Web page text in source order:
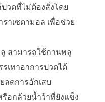
วดที่ไม่ต้องสั่งโดย
าเซตามอล เพื่อช่วย
สามารถใช้กานพลู
รเทาอาการปวดได้
ลดการอักเสบ
อกล้วยน้ำว้าที่ยังแข็ง